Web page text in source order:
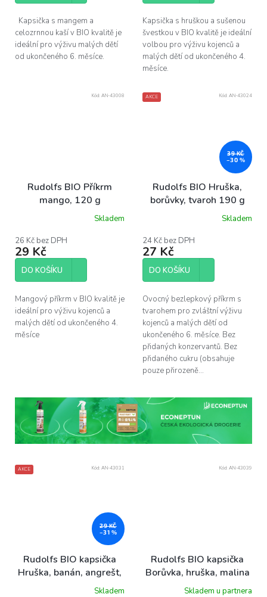
Kapsička s mangem a
celozrnnou kaší v BIO kvalitě je
ideální pro výživu malých dětí
od ukončeného 6. měsíce.
Kapsička s hruškou a sušenou
švestkou v BIO kvalitě je ideální
volbou pro výživu kojenců a
malých dětí od ukončeného 4.
měsíce.
Rudolfs BIO Příkrm
mango, 120 g
Skladem
26 Kč bez DPH
29 Kč
DO KOŠÍKU
Mangový příkrm v BIO kvalitě je
ideální pro výživu kojenců a
malých dětí od ukončeného 4.
měsíce
Kód: AN-43008 AKCE
39 KČ
–30 %
Rudolfs BIO Hruška,
borůvky, tvaroh 190 g
Skladem
24 Kč bez DPH
27 Kč
DO KOŠÍKU
Ovocný bezlepkový příkrm s
tvarohem pro zvláštní výživu
kojenců a malých dětí od
ukončeného 6. měsíce. Bez
přidaných konzervantů. Bez
přidaného cukru (obsahuje
pouze přirozeně...
Kód: AN-43024
AKCE
29 KČ
–31 %
Rudolfs BIO kapsička
Hruška, banán, angrešt,
Skladem
Kód: AN-43031
Rudolfs BIO kapsička
Borůvka, hruška, malina
s jogurtem, 110 g
Skladem u partnera
Kód: AN-43039